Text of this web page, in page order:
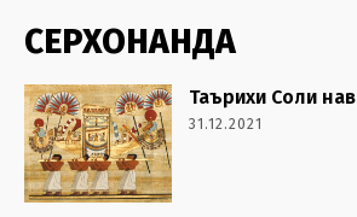
СЕРХОНАНДА
Таърихи Соли нав
31.12.2021